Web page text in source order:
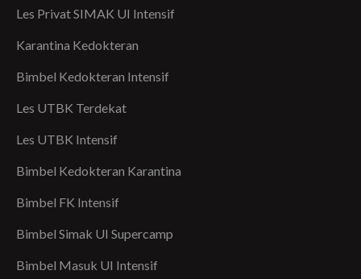
Les Privat SIMAK UI Intensif
Karantina Kedokteran
Bimbel Kedokteran Intensif
Les UTBK Terdekat
Les UTBK Intensif
Bimbel Kedokteran Karantina
Bimbel FK Intensif
Bimbel Simak UI Supercamp
Bimbel Masuk UI Intensif